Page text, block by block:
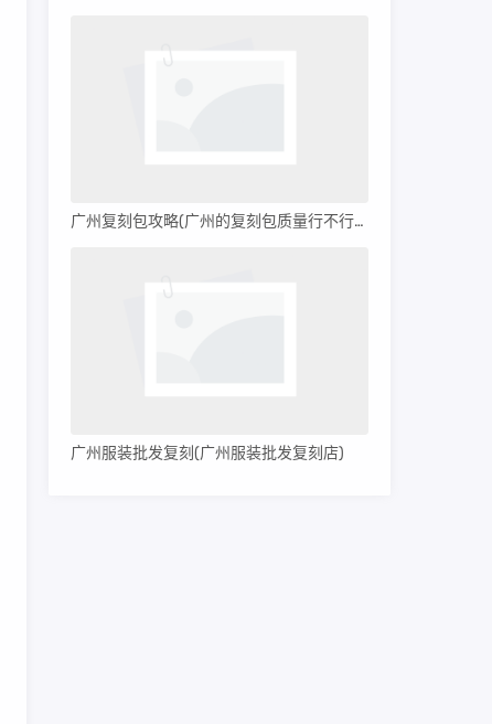
广州复刻包攻略(广州的复刻包质量行不行呀)
广州服装批发复刻(广州服装批发复刻店)